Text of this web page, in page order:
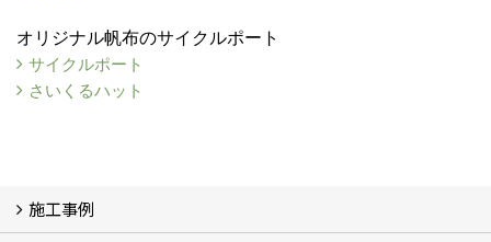
オリジナル帆布のサイクルポート
サイクルポート
さいくるハット
施工事例